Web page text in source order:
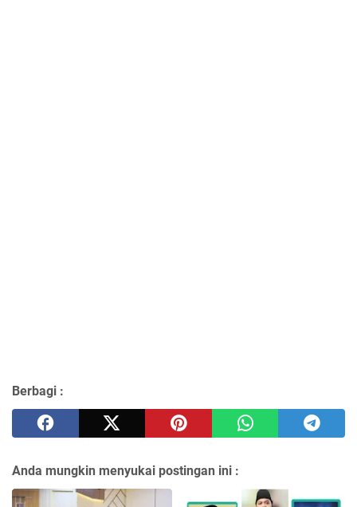
Berbagi :
Anda mungkin menyukai postingan ini :